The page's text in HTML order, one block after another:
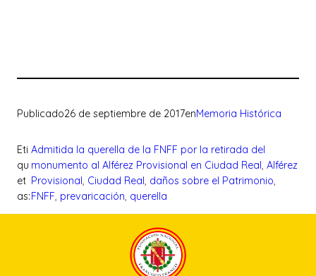
Publicado26 de septiembre de 2017enMemoria Histórica
Eti
qu
et
as:
Admitida la querella de la FNFF por la retirada del
monumento al Alférez Provisional en Ciudad Real, Alférez
Provisional, Ciudad Real, daños sobre el Patrimonio
FNFF, prevaricación, querella